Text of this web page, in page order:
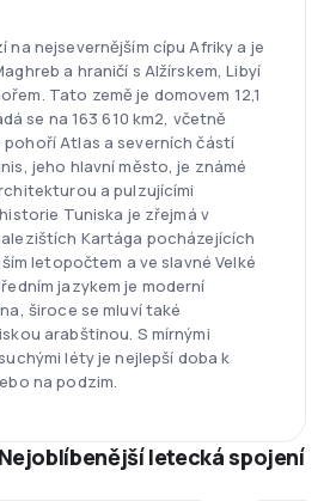
na nejsevernějším cípu Afriky a je
a hraničí s Alžírskem, Libyí
Tato země je domovem 12,1
se na 163 610 km2, včetně
Atlas a severních částí
jeho hlavní město, je známé
a pulzujícími
Tuniska je zřejmá v
Kartága pocházejících
letopočtem a ve slavné Velké
jazykem je moderní
široce se mluví také
arabštinou. S mírnými
léty je nejlepší doba k
na podzim.
letecká spojení